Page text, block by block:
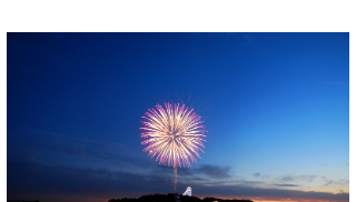
四国
サーファーズ